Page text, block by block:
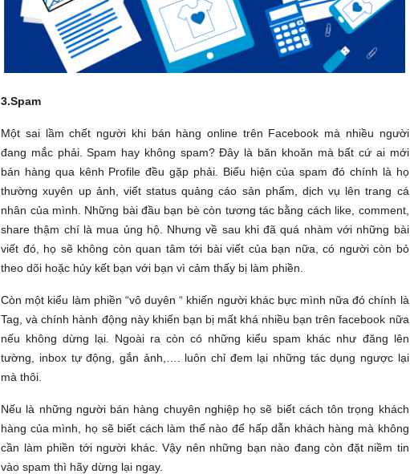
3.Spam
Một sai lầm chết người khi bán hàng online trên Facebook mà nhiều người
đang mắc phải. Spam hay không spam? Đây là băn khoăn mà bất cứ ai mới
bán hàng qua kênh Profile đều gặp phải. Biểu hiện của spam đó chính là họ
thường xuyên up ảnh, viết status quảng cáo sản phẩm, dịch vụ lên trang cá
nhân của mình. Những bài đầu bạn bè còn tương tác bằng cách like, comment,
share thậm chí là mua ủng hộ. Nhưng về sau khi đã quá nhàm với những bài
viết đó, họ sẽ không còn quan tâm tới bài viết của bạn nữa, có người còn bỏ
theo dõi hoặc hủy kết bạn với bạn vì cảm thấy bị làm phiền.
Còn một kiểu làm phiền “vô duyên “ khiến người khác bực mình nữa đó chính là
Tag, và chính hành động này khiến bạn bị mất khá nhiều bạn trên facebook nữa
nếu không dừng lại. Ngoài ra còn có những kiểu spam khác như đăng lên
tường, inbox tự động, gắn ảnh,…. luôn chỉ đem lại những tác dụng ngược lại
mà thôi.
Nếu là những người bán hàng chuyên nghiệp họ sẽ biết cách tôn trọng khách
hàng của mình, họ sẽ biết cách làm thế nào để hấp dẫn khách hàng mà không
cần làm phiền tới người khác. Vậy nên những bạn nào đang còn đặt niềm tin
vào spam thì hãy dừng lại ngay.